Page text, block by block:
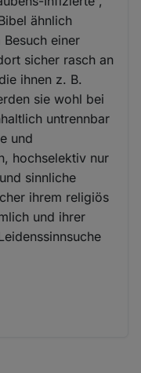
ähnlich
einer
sicher rasch an
ihnen z. B.
sie wohl bei
untrennbar
und
hochselektiv nur
sinnliche
ihrem religiös
und ihrer